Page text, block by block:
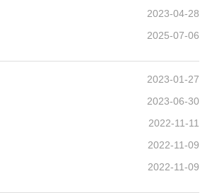
2023-04-28
2025-07-06
2023-01-27
2023-06-30
2022-11-11
2022-11-09
2022-11-09